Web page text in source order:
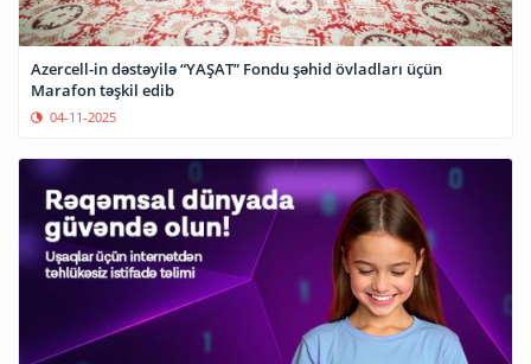
Azercell-in dəstəyilə “YAŞAT” Fondu şəhid övladları üçün
Marafon təşkil edib
04-11-2025